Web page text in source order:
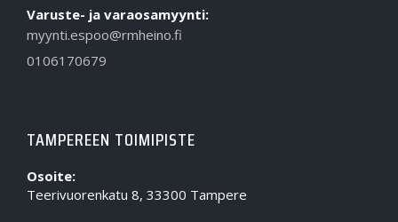
Varuste- ja varaosamyynti:
myynti.espoo@rmheino.fi
0106170679
TAMPEREEN TOIMIPISTE
Osoite:
Teerivuorenkatu 8, 33300 Tampere